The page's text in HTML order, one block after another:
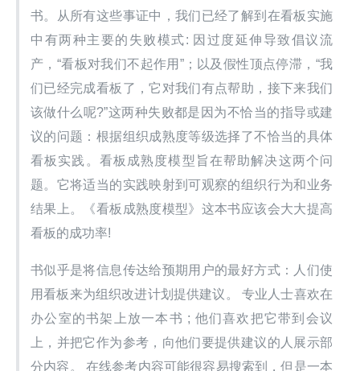
书。从所有这些事证中，我们已经了解到在看板实施
中有两种主要的失败模式: 因过度延伸导致倡议流
产，“看板对我们不起作用”；以及假性顶点停滞，“我
们已经完成看板了，它对我们有点帮助，接下来我们
该做什么呢?”这两种失败都是因为不恰当的指导或建
议的问题：根据组织成熟度等级选择了不恰当的具体
看板实践。看板成熟度模型旨在帮助解决这两个问
题。它将适当的实践映射到可观察的组织行为和业务
结果上。《看板成熟度模型》这本书应该会大大提高
看板的成功率!
书似乎是将信息传达给预期用户的最好方式：人们使
用看板来为组织改进计划提供建议。 专业人士喜欢在
办公室的书架上放一本书 ; 他们喜欢把它带到会议
上，并把它作为参考，向他们要提供建议的人展示部
分内容。 在线参考内容可能很容易搜索到，但是一本